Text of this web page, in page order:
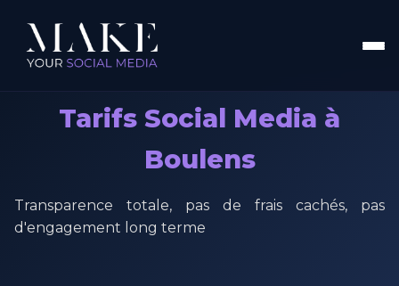
Tarifs Social Media à
Boulens
Transparence totale, pas de frais cachés, pas
d'engagement long terme